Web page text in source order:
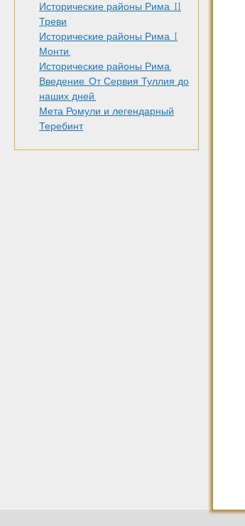
Исторические районы Рима. II
Треви
Исторические районы Рима. I
Монти.
Исторические районы Рима.
Введение. От Сервия Туллия до
наших дней.
Мета Ромули и легендарный
Теребинт